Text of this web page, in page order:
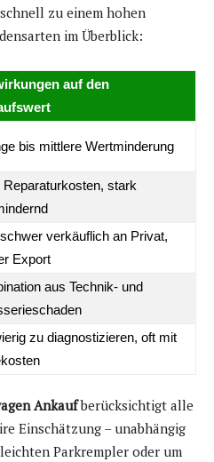
zu einem hohen
im Überblick:
auf den
bis mittlere Wertminderung
Reparaturkosten, stark
verkäuflich an Privat,
Export
aus Technik- und
zu diagnostizieren, oft mit
Ankaufberücksichtigt alle
Einschätzung – unabhängig
Parkrempler oder um